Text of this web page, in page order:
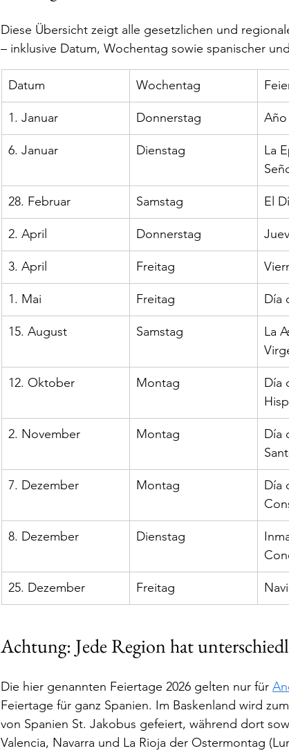
Diese Übersicht zeigt alle gesetzlichen und
– inklusive Datum, Wochentag sowie spanischer
Datum Wochentag
1. Januar Donnerstag
6. Januar Dienstag
La
28. Februar Samstag El
2. April Donnerstag
3. April Freitag
1. Mai Freitag Día
15. August Samstag
La
12. Oktober Montag
Día
2. November Montag
Día
7. Dezember Montag
Día
8. Dezember Dienstag
25. Dezember Freitag
Achtung: Jede Region hat
Die hier genannten Feiertage 2026 gelten nur für
Feiertage für ganz Spanien. Im Baskenland wird
von Spanien St. Jakobus gefeiert, während dort
Valencia, Navarra und La Rioja der Ostermontag